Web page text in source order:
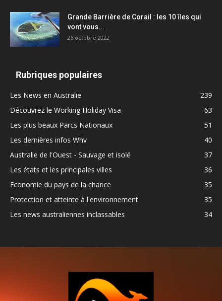
Grande Barrière de Corail : les 10 îles qui
vont vous...
26 octobre 2022
Rubriques populaires
Les News en Australie
239
Découvrez le Working Holiday Visa
63
Les plus beaux Parcs Nationaux
51
Les dernières infos Whv
40
Australie de l'Ouest - Sauvage et isolé
37
Les états et les principales villes
36
Economie du pays de la chance
35
Protection et atteinte à l'environnement
35
Les news australiennes inclassables
34